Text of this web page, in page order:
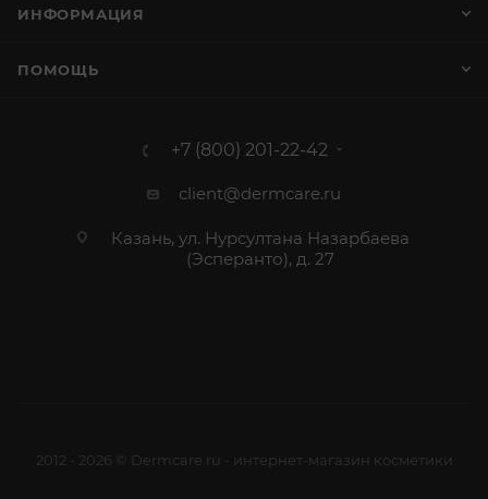
ИНФОРМАЦИЯ
ПОМОЩЬ
+7 (800) 201-22-42
client@dermcare.ru
Казань, ул. Нурсултана Назарбаева
(Эсперанто), д. 27
2012 - 2026 © Dermcare.ru - интернет-магазин косметики